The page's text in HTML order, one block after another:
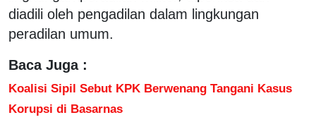
diadili oleh pengadilan dalam lingkungan
peradilan umum.
Baca Juga :
Koalisi Sipil Sebut KPK Berwenang Tangani Kasus
Korupsi di Basarnas